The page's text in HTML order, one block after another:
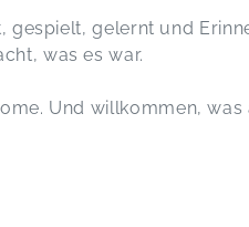
gespielt, gelernt und
was es war.
Und willkommen,